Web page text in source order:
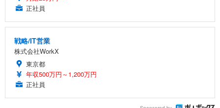
正社員
戦略/IT営業
株式会社WorkX
東京都
年収500万円～1,200万円
正社員